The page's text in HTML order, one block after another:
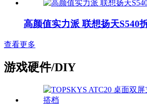
高颜值实力派 联想扬天S540
查看更多
游戏硬件/DIY